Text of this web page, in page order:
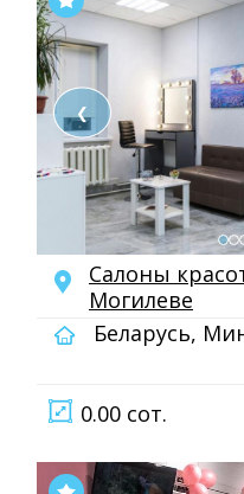
❮
Салоны
Могилеве
Беларусь,
0.00 сот.